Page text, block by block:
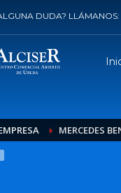
DUDA? LLÁMANOS:
MERCEDES